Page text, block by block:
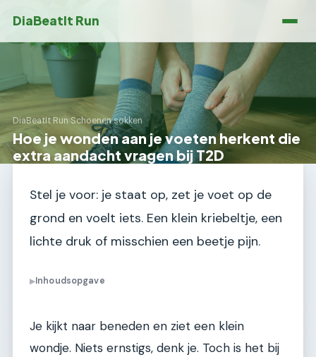
DiaBeatIt Run
DiaBeatIt Run›Schoenen sokken
Hoe je wonden aan je voeten herkent die
extra aandacht vragen bij T2D
Stel je voor: je staat op, zet je voet op de
grond en voelt iets. Een klein kriebeltje, een
lichte druk of misschien een beetje pijn.
▶Inhoudsopgave
Je kijkt naar beneden en ziet een klein
wondje. Niets ernstigs, denk je. Toch is het bij